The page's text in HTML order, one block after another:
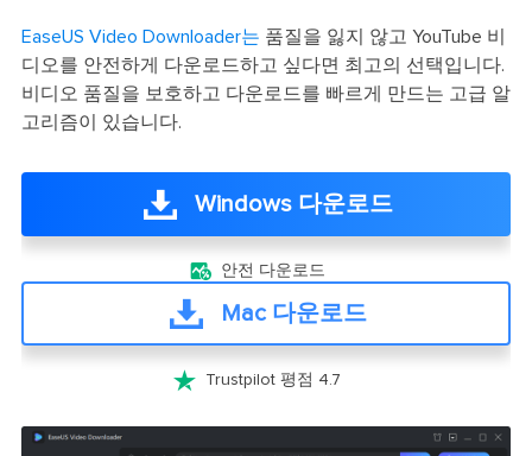
EaseUS Video Downloader는 품질을 잃지 않고 YouTube 비
디오를 안전하게 다운로드하고 싶다면 최고의 선택입니다.
비디오 품질을 보호하고 다운로드를 빠르게 만드는 고급 알
고리즘이 있습니다.
Windows 다운로드
 안전 다운로드
Mac 다운로드
 Trustpilot 평점 4.7